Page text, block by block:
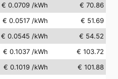
€ 0.0709 /kWh
€ 70.86
€ 0.0517 /kWh
€ 51.69
€ 0.0545 /kWh
€ 54.52
€ 0.1037 /kWh
€ 103.72
€ 0.1019 /kWh
€ 101.88